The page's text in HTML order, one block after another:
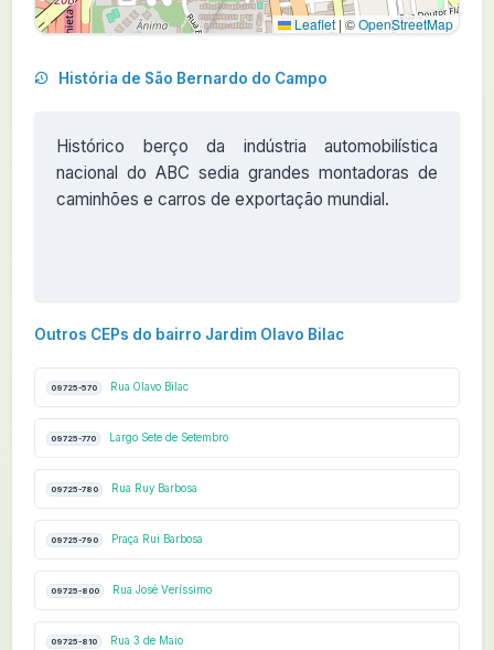
Leaflet |©OpenStreetMap
História de São Bernardo do Campo
Histórico berço da indústria automobilística
nacional do ABC sedia grandes montadoras de
caminhões e carros de exportação mundial.
Outros CEPs do bairro Jardim Olavo Bilac
09725-570 Rua Olavo Bilac
09725-770 Largo Sete de Setembro
09725-780 Rua Ruy Barbosa
09725-790 Praça Rui Barbosa
09725-800 Rua José Veríssimo
09725-810 Rua 3 de Maio